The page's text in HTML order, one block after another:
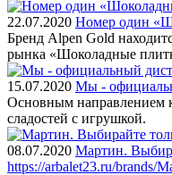
22.07.2020 Номер один
Бренд Alpen Gold
рынка «Шоколадные
15.07.2020 Мы -
Основным направлением
сладостей с игрушкой.
08.07.2020 Мартин.
https://arbalet23.ru/brands/